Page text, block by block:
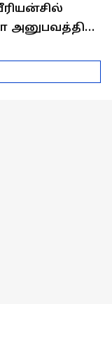
அனுபவத்தில்